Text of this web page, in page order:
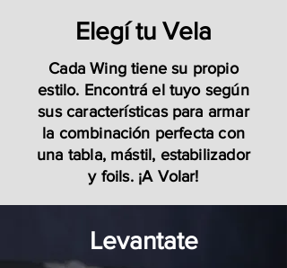
Elegí tu Vela
Cada Wing tiene su propio
estilo. Encontrá el tuyo según
sus características para armar
la combinación perfecta con
una tabla, mástil, estabilizador
y foils. ¡A Volar!
Levantate